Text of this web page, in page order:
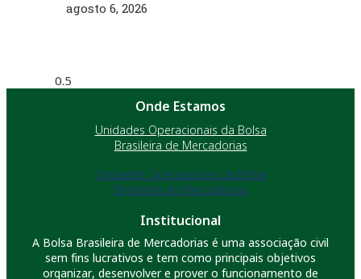
agosto 6, 2026
Onde Estamos
Unidades Operacionais da Bolsa
Brasileira de Mercadorias
Unidades Operacionais da Bolsa
Brasileira de Mercadorias
Institucional
A Bolsa Brasileira de Mercadorias é uma associação civil
sem fins lucrativos e tem como principais objetivos
organizar, desenvolver e prover o funcionamento de